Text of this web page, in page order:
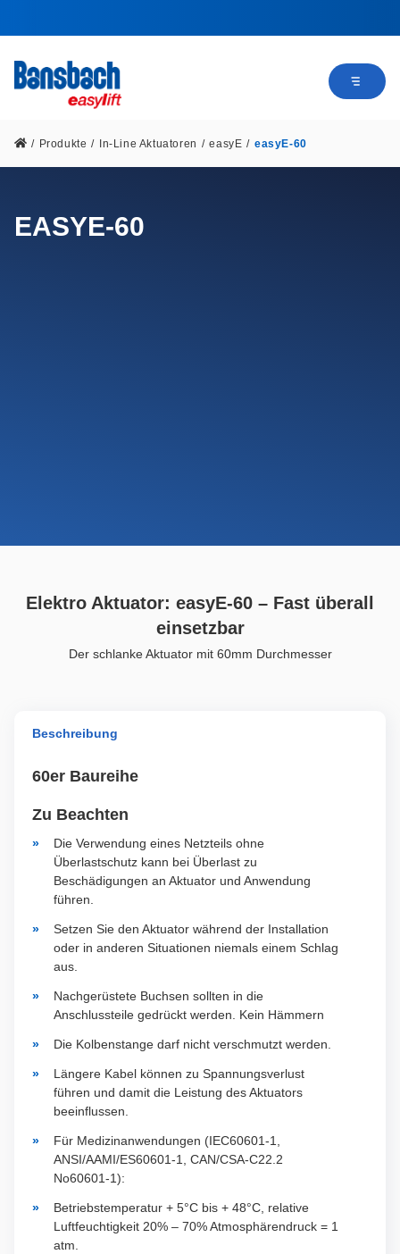
/ Produkte / In-Line Aktuatoren / easyE / easyE-60
EASYE-60
Elektro Aktuator: easyE-60 – Fast überall
einsetzbar
Der schlanke Aktuator mit 60mm Durchmesser
Beschreibung
60er Baureihe
Zu Beachten
Die Verwendung eines Netzteils ohne
Überlastschutz kann bei Überlast zu
Beschädigungen an Aktuator und Anwendung
führen.
Setzen Sie den Aktuator während der Installation
oder in anderen Situationen niemals einem Schlag
aus.
Nachgerüstete Buchsen sollten in die
Anschlussteile gedrückt werden. Kein Hämmern
Die Kolbenstange darf nicht verschmutzt werden.
Längere Kabel können zu Spannungsverlust
führen und damit die Leistung des Aktuators
beeinflussen.
Für Medizinanwendungen (IEC60601-1,
ANSI/AAMI/ES60601-1, CAN/CSA-C22.2
No60601-1):
Betriebstemperatur + 5°C bis + 48°C, relative
Luftfeuchtigkeit 20% – 70% Atmosphärendruck = 1
atm.